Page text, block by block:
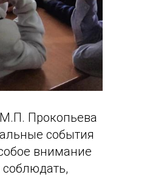
Прокопьева
события
внимание